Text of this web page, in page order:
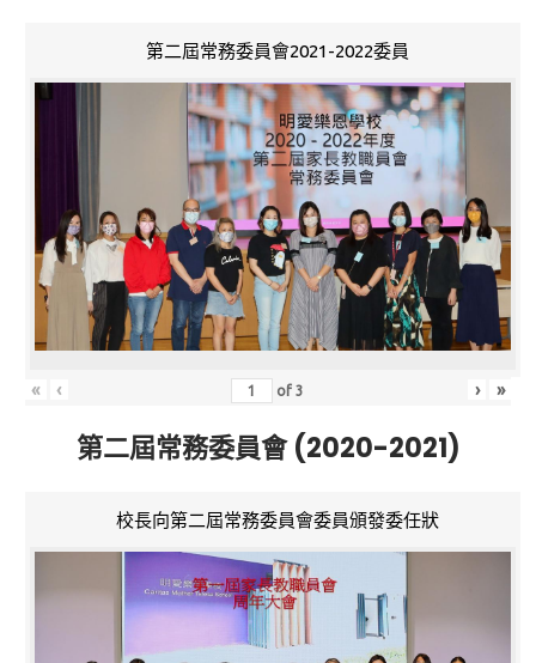
第二屆常務委員會2021-2022委員
« ‹ of3 › »
第二屆常務委員會 (2020-2021)
校長向第二屆常務委員會委員頒發委任狀